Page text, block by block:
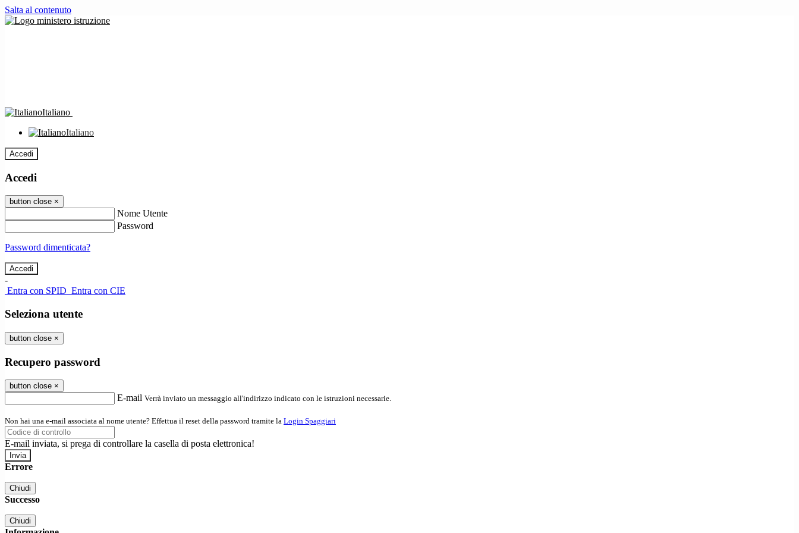
Salta al contenuto
Italiano
Italiano
Accedi
Accedi
button close ×
Nome Utente
Password
Password dimenticata?
-
Entra con SPID Entra con CIE
Seleziona utente
button close ×
Recupero password
button close ×
E-mail Verrà inviato un messaggio all'indirizzo indicato con le istruzioni necessarie.
Non hai una e-mail associata al nome utente? Effettua il reset della password tramite la Login Spaggiari
E-mail inviata, si prega di controllare la casella di posta elettronica!
Errore
Chiudi
Successo
Chiudi